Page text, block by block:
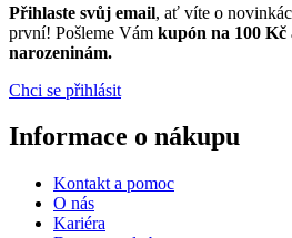
Přihlaste svůj email, ať víte o
první! Pošleme Vám kupón na 100 Kč
narozeninám.
Chci se přihlásit
Informace o nákupu
Kontakt a pomoc
O nás
Kariéra